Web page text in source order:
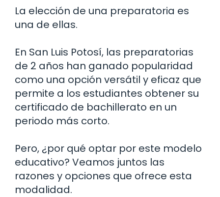
La elección de una preparatoria es
una de ellas.
En San Luis Potosí, las preparatorias
de 2 años han ganado popularidad
como una opción versátil y eficaz que
permite a los estudiantes obtener su
certificado de bachillerato en un
periodo más corto.
Pero, ¿por qué optar por este modelo
educativo? Veamos juntos las
razones y opciones que ofrece esta
modalidad.